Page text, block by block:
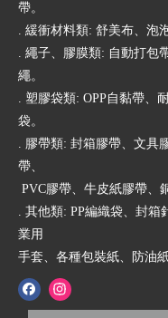
帶。
. 緩衝材料類: 舒美布、泡
. 繩子、膠膜類: 自動打包
繩。
. 塑膠袋類: OPP自黏帶、
袋。
. 膠帶類: 封箱膠帶、文具
帶、
PVC膠帶、牛皮紙膠帶、
. 其他類: PP編織袋、封
業用
手套、各種包裝紙、防油